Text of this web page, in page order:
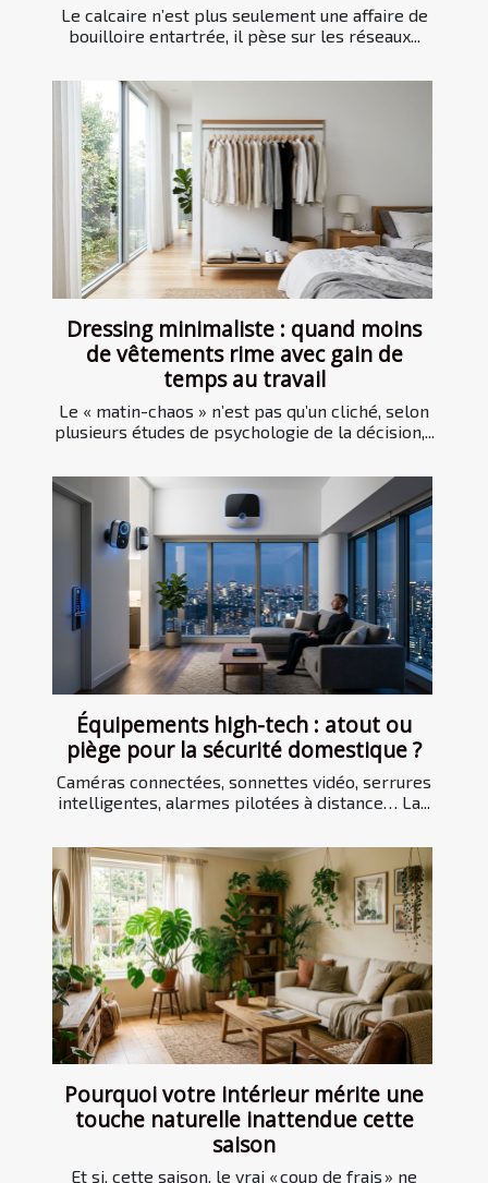
Le calcaire n’est plus seulement une affaire de
bouilloire entartrée, il pèse sur les réseaux...
Dressing minimaliste : quand moins
de vêtements rime avec gain de
temps au travail
Le « matin-chaos » n’est pas qu’un cliché, selon
plusieurs études de psychologie de la décision,...
Équipements high-tech : atout ou
piège pour la sécurité domestique ?
Caméras connectées, sonnettes vidéo, serrures
intelligentes, alarmes pilotées à distance… La...
Pourquoi votre intérieur mérite une
touche naturelle inattendue cette
saison
Et si, cette saison, le vrai « coup de frais » ne